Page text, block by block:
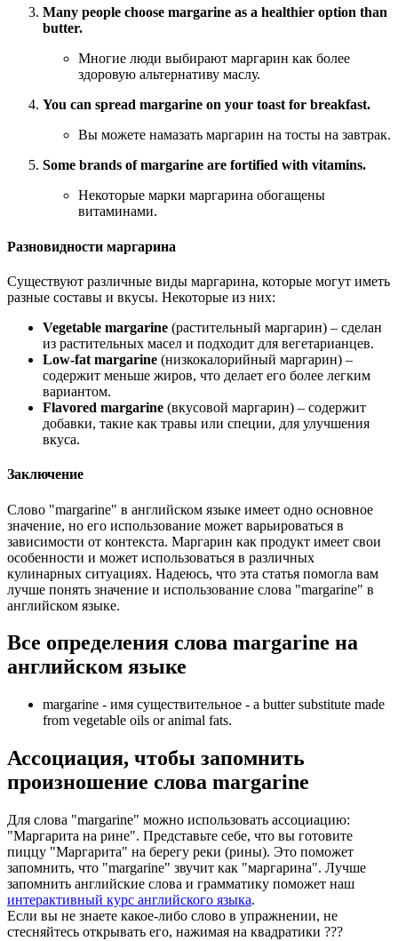
Many people choose margarine as a healthier option than
butter.
Многие люди выбирают маргарин как более
здоровую альтернативу маслу.
You can spread margarine on your toast for breakfast.
Вы можете намазать маргарин на тосты на завтрак.
Some brands of margarine are fortified with vitamins.
Некоторые марки маргарина обогащены
витаминами.
Разновидности маргарина
Существуют различные виды маргарина, которые могут иметь
разные составы и вкусы. Некоторые из них:
Vegetable margarine (растительный маргарин) – сделан
из растительных масел и подходит для вегетарианцев.
Low-fat margarine (низкокалорийный маргарин) –
содержит меньше жиров, что делает его более легким
вариантом.
Flavored margarine (вкусовой маргарин) – содержит
добавки, такие как травы или специи, для улучшения
вкуса.
Заключение
Слово "margarine" в английском языке имеет одно основное
значение, но его использование может варьироваться в
зависимости от контекста. Маргарин как продукт имеет свои
особенности и может использоваться в различных
кулинарных ситуациях. Надеюсь, что эта статья помогла вам
лучше понять значение и использование слова "margarine" в
английском языке.
Все определения слова margarine на
английском языке
margarine - имя существительное - a butter substitute made
from vegetable oils or animal fats.
Ассоциация, чтобы запомнить
произношение слова margarine
Для слова "margarine" можно использовать ассоциацию:
"Маргарита на рине". Представьте себе, что вы готовите
пиццу "Маргарита" на берегу реки (рины). Это поможет
запомнить, что "margarine" звучит как "маргарина". Лучше
запомнить английские слова и грамматику поможет наш
интерактивный курс английского языка.
Если вы не знаете какое-либо слово в упражнении, не
стесняйтесь открывать его, нажимая на квадратики ???